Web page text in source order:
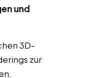
und
3D-
zur